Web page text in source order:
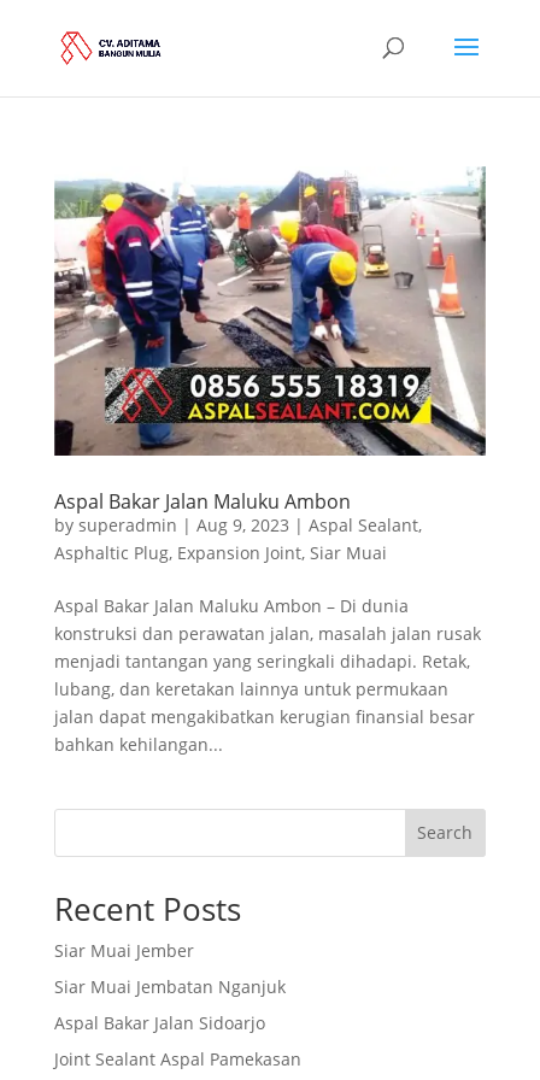
Aspal Bakar Jalan Maluku Ambon
by superadmin | Aug 9, 2023 | Aspal Sealant,
Asphaltic Plug, Expansion Joint, Siar Muai
Aspal Bakar Jalan Maluku Ambon – Di dunia
konstruksi dan perawatan jalan, masalah jalan rusak
menjadi tantangan yang seringkali dihadapi. Retak,
lubang, dan keretakan lainnya untuk permukaan
jalan dapat mengakibatkan kerugian finansial besar
bahkan kehilangan...
Search
Recent Posts
Siar Muai Jember
Siar Muai Jembatan Nganjuk
Aspal Bakar Jalan Sidoarjo
Joint Sealant Aspal Pamekasan